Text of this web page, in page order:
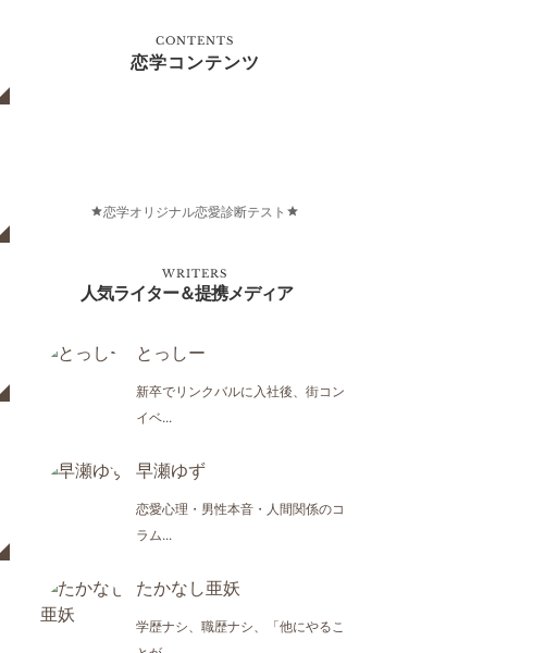
CONTENTS
恋学コンテンツ
恋学オリジナル恋愛診断テスト
WRITERS
人気ライター＆提携メディア
とっしー
新卒でリンクバルに入社後、街コン
イベ...
早瀬ゆず
恋愛心理・男性本音・人間関係のコ
ラム...
たかなし亜妖
学歴ナシ、職歴ナシ、「他にやるこ